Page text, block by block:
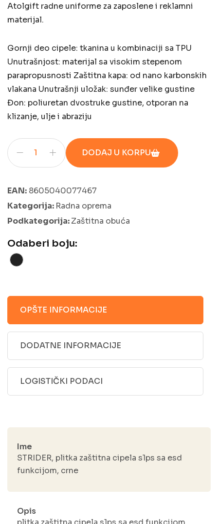
Atolgift radne uniforme za zaposlene i reklamni
materijal.
Gornji deo cipele: tkanina u kombinaciji sa TPU
Unutrašnjost: materijal sa visokim stepenom
parapropusnosti Zaštitna kapa: od nano karbonskih
vlakana Unutrašnji uložak: sunđer velike gustine
Đon: poliuretan dvostruke gustine, otporan na
klizanje, ulje i abraziju
DODAJ U KORPU
EAN: 8605040077467
Kategorija: Radna oprema
Podkategorija:Zaštitna obuća
Odaberi boju:
OPŠTE INFORMACIJE
DODATNE INFORMACIJE
LOGISTIČKI PODACI
Ime
STRIDER, plitka zaštitna cipela s1ps sa esd
funkcijom, crne
Opis